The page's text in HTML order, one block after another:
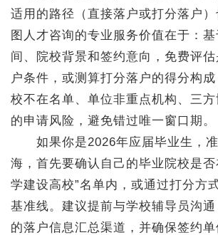
适用的路径（直接落户或打分落户
图人才咨询的专业服务价值在于：
间、院校背景和签约意向，免费评
户条件，或测算打分落户的得分构
校不在名单、单位非重点机构、三
的申请风险，避免错过唯一窗口期。
如果你是2026年应届毕业生，准
海，首先要确认自己的毕业院校是否
学建设高校”名单内，或通过打分方
基准线。建议提前与学校辅导员沟
的落户信息汇总渠道，并确保签约